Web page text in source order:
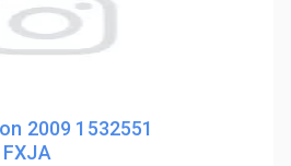
2009 1532551